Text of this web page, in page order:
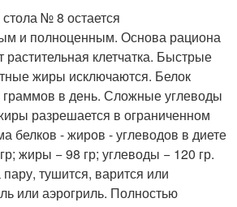
№ 8 остается
и полноценным. Основа рациона
растительная клетчатка. Быстрые
жиры исключаются. Белок
граммов в день. Сложные углеводы
разрешается в ограниченном
белков - жиров - углеводов в диете
жиры − 98 гр; углеводы − 120 гр.
тушится, варится или
или аэрогриль. Полностью